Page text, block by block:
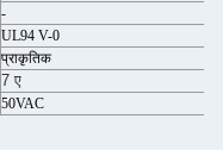
-
UL94 V-0
प्राकृतिक
7 ए
50VAC